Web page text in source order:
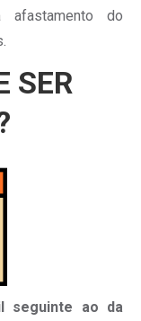
do
SER
seguinte ao da